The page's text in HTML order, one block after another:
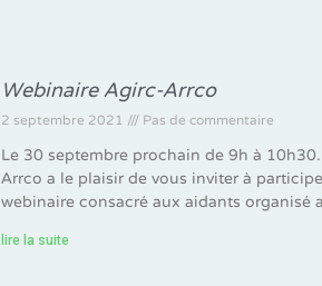
Webinaire Agirc-Arrco
2 septembre 2021 Pas de commentaire
Le 30 septembre prochain de 9h à 10h30.
Arrco a le plaisir de vous inviter à
webinaire consacré aux aidants organisé
lire la suite